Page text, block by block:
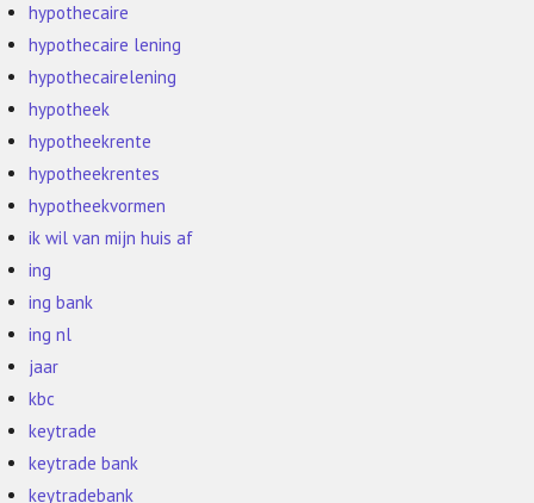
hypothecaire
hypothecaire lening
hypothecairelening
hypotheek
hypotheekrente
hypotheekrentes
hypotheekvormen
ik wil van mijn huis af
ing
ing bank
ing nl
jaar
kbc
keytrade
keytrade bank
keytradebank